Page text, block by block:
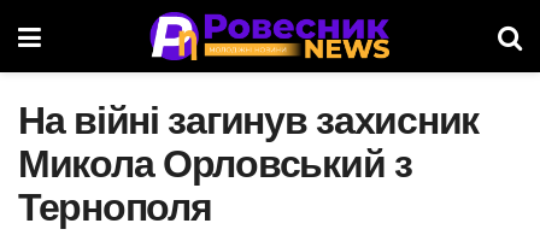
На війні загинув захисник
Микола Орловський з
Тернополя